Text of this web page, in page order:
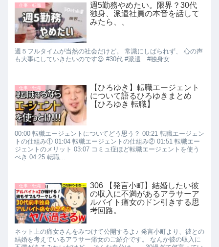
仕事・転職
週5勤務やめたい。限界？30代
独身、派遣社員の本音を話して
みたら、、
週５フルタイムが当然の社会だけど。 常識にしばられず、 心の声
も大事にしていきたいのです😌 #30代 #派遣 #独身女
仕事・転職
【ひろゆき】転職エージェント
について語るひろゆきまとめ
【ひろゆき 転職】
00:00 転職エージェントについてどう思う？ 00:21 転職エージェン
トの仕組み① 01:04 転職エージェントの仕組み② 01:51 転職エー
ジェントのメリット 03:07 コミュ症ほど転職エージェントを使う
べき 04:25 転職...
仕事・転職
306 【発言小町】結婚したい彼
の収入に不満があるアラサーア
ルバイト痛女のドン引きする思
考回路。
ネット上の痛女さんをみつけて公開するよ♪ 発言小町より、彼との
結婚を考えているアラサー痛女のご紹介です。 なんか彼の収入に